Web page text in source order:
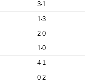
3-1
1-3
2-0
1-0
4-1
0-2